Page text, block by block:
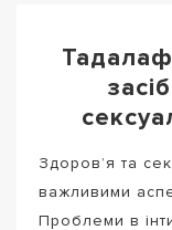
Здоров’я та
важливими
Проблеми в